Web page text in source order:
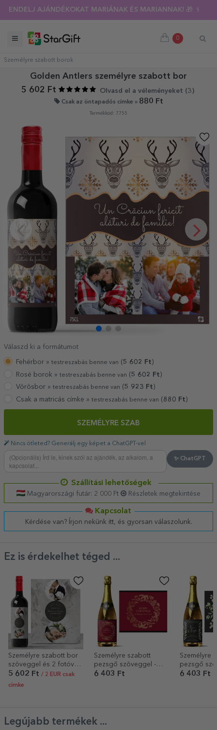
RENDELJ AJÁNDÉKOKAT MARIÁNAK ÉS MARIANNAK! 🎁 🍷
0
Személyre szabott borok
Golden Antlers személyre szabott bor
5 602 Ft
Olvasd el a véleményeket (3 )
Csak az öntapadós címke » 880 Ft
Termékkód: 7755
Válaszd ki a formátumot
Fehérbor » testreszabás benne van (5 602 Ft )
Rosé borok » testreszabás benne van (5 602 Ft)
Vörösbor » testreszabás benne van (5 923 Ft )
Csak a matricás címke » testreszabás benne van ( 880 Ft )
SZEMÉLYRE SZAB
Nincs ötleted? Generálj egy képet a ChatGPT-vel
✨ ChatGPT
Szállítási lehetőségek
Magyarországi futár: 2 000 Ft Részletek megtekintése
Kapcsolat
Kérdése van? Írjon nekünk itt, és gyorsan válaszolunk.
Ez is érdekelhet téged ...
Személyre szabott bor
szöveggel és 2 fotóval
- Forever
5 602 Ft / 2 EUR csak
címke
Személyre szabott
pezsgő szöveggel -
Karácsonyi hangulat
6 403 Ft
Személyre
pezsgő
Leszel?
6 403 Ft
Legújabb termékek ...